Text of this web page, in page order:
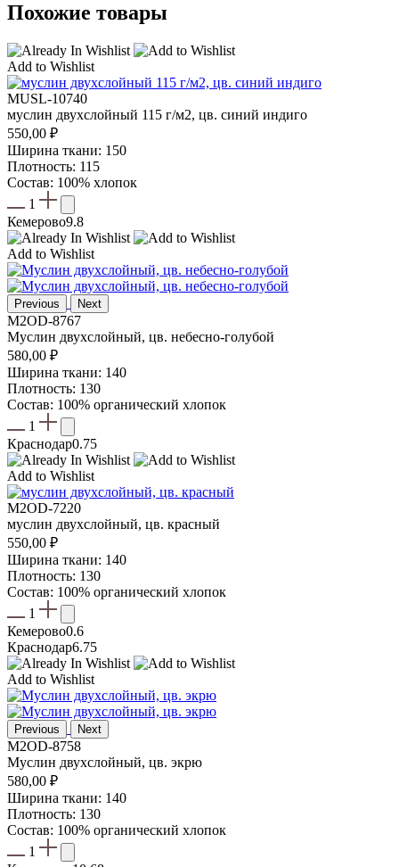
Похожие товары
Add to Wishlist
MUSL-10740
муслин двухслойный 115 г/м2, цв. синий индиго
550,00 ₽
Ширина ткани: 150
Плотность: 115
Состав: 100% хлопок
1
Кемерово9.8
Add to Wishlist
Previous Next
M2OD-8767
Муслин двухслойный, цв. небесно-голубой
580,00 ₽
Ширина ткани: 140
Плотность: 130
Состав: 100% органический хлопок
1
Краснодар0.75
Add to Wishlist
M2OD-7220
муслин двухслойный, цв. красный
550,00 ₽
Ширина ткани: 140
Плотность: 130
Состав: 100% органический хлопок
1
Кемерово0.6
Краснодар6.75
Add to Wishlist
Previous Next
M2OD-8758
Муслин двухслойный, цв. экрю
580,00 ₽
Ширина ткани: 140
Плотность: 130
Состав: 100% органический хлопок
1